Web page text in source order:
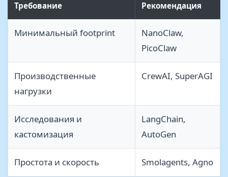
Требование Рекомендация
Минимальный footprint
NanoClaw,
PicoClaw
Производственные
нагрузки
CrewAI, SuperAGI
Исследования и
кастомизация
LangChain,
AutoGen
Простота и скорость Smolagents, Agno